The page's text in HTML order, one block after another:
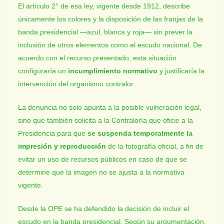
El artículo 2° de esa ley, vigente desde 1912, describe
únicamente los colores y la disposición de las franjas de la
banda presidencial —azul, blanca y roja— sin prever la
inclusión de otros elementos como el escudo nacional. De
acuerdo con el recurso presentado, esta situación
configuraría un incumplimiento normativo y justificaría la
intervención del organismo contralor.
La denuncia no solo apunta a la posible vulneración legal,
sino que también solicita a la Contraloría que oficie a la
Presidencia para que se suspenda temporalmente la
impresión y reproducción de la fotografía oficial, a fin de
evitar un uso de recursos públicos en caso de que se
determine que la imagen no se ajusta a la normativa
vigente.
Desde la OPE se ha defendido la decisión de incluir el
escudo en la banda presidencial. Según su argumentación,